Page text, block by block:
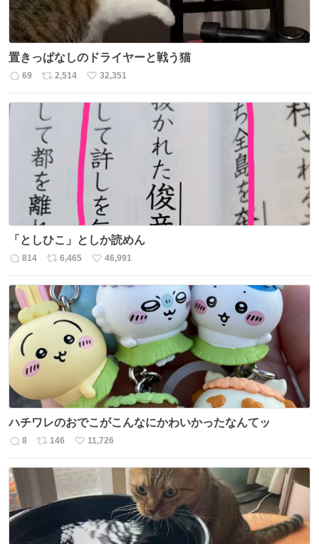
置きっぱなしのドライヤーと戦う猫
返
数
69
リ
ス
ト
数
2,514
い
ね
数
32,351
「としひこ」としか読めん
返
数
814
リ
ス
ト
数
6,465
い
ね
数
46,991
ハチワレのおでこがこんなにかわいかったなんてッ
返
数
8
リ
ス
ト
数
146
い
ね
数
11,726